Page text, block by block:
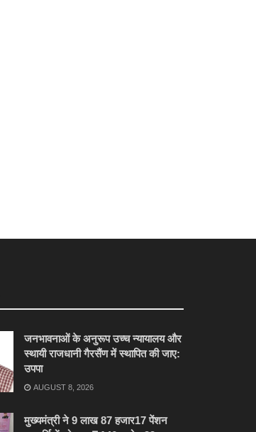
जनभावनाओं के अनुरूप उच्च न्यायालय और
स्थायी राजधानी गैरसैंण में स्थापित की जाए:
उपपा
AUGUST 8, 2026
मुख्यमंत्री ने 9 लाख 87 हजार17 पेंशन